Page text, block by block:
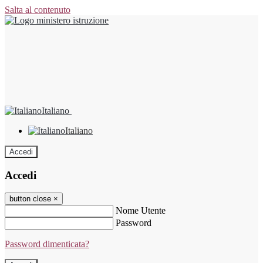
Salta al contenuto
Italiano
Italiano
Accedi
Accedi
button close ×
Nome Utente
Password
Password dimenticata?